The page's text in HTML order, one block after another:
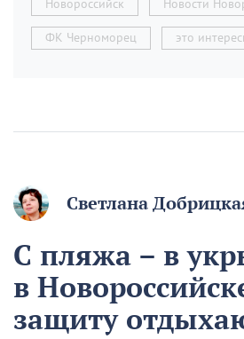
Новороссийск Новости
ФК Черноморец это
Светлана
С пляжа – в
в
защиту